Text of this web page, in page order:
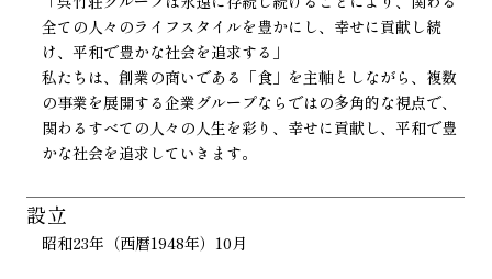
全ての人々のライフスタイルを豊かにし、幸せに貢献し続
け、平和で豊かな社会を追求する」
私たちは、創業の商いである「食」を主軸としながら、複数
の事業を展開する企業グループならではの多角的な視点で、
関わるすべての人々の人生を彩り、幸せに貢献し、平和で豊
かな社会を追求していきます。
設立
昭和23年（西暦1948年）10月